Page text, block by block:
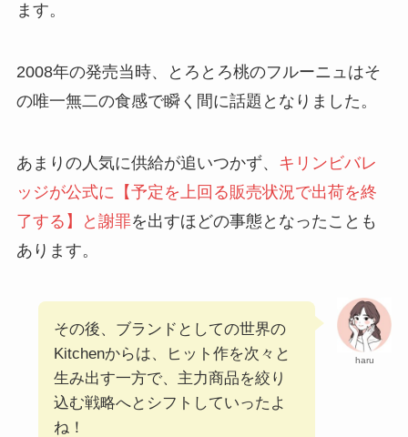
ます。
2008年の発売当時、とろとろ桃のフルーニュはそ
の唯一無二の食感で瞬く間に話題となりました。
あまりの人気に供給が追いつかず、 キリンビバレ
ッジが公式に【予定を上回る販売状況で出荷を終
了する】と謝罪を出すほどの事態となったことも
あります。
haru
その後、ブランドとしての世界の
Kitchenからは、ヒット作を次々と
生み出す一方で、主力商品を絞り
込む戦略へとシフトしていったよ
ね！